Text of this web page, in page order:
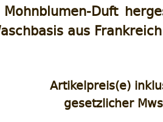
Duft
aus
Artikelpreis(e)
gesetzlicher